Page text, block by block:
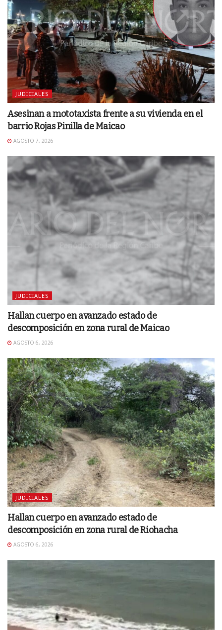
JUDICIALES
Asesinan a mototaxista frente a su vivienda en el
barrio Rojas Pinilla de Maicao
AGOSTO 7, 2026
JUDICIALES
Hallan cuerpo en avanzado estado de
descomposición en zona rural de Maicao
AGOSTO 6, 2026
JUDICIALES
Hallan cuerpo en avanzado estado de
descomposición en zona rural de Riohacha
AGOSTO 6, 2026